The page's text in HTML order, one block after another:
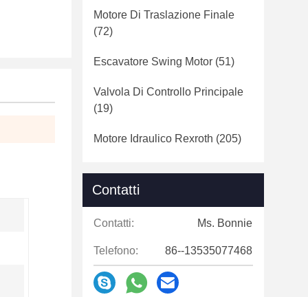
Motore Di Traslazione Finale
(72)
Escavatore Swing Motor (51)
Valvola Di Controllo Principale
(19)
Motore Idraulico Rexroth (205)
Contatti
Contatti: Ms. Bonnie
Telefono: 86--13535077468